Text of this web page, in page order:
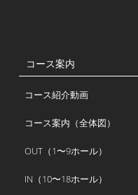
コース案内
コース紹介動画
コース案内（全体図）
OUT（1〜9ホール）
IN（10〜18ホール）